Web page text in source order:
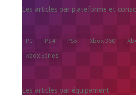
Les articles par plateforme et
PC PS4 PS5 Xbox 360
Xbox Series
Les articles par équipement